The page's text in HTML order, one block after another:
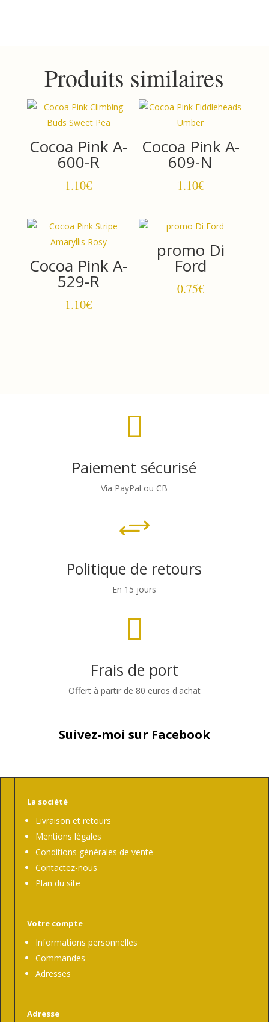
Produits similaires
Cocoa Pink A-
600-R
1.10€
Cocoa Pink A-
609-N
1.10€
Cocoa Pink A-
529-R
1.10€
promo Di
Ford
0.75€

Paiement sécurisé
Via PayPal ou CB
+
Politique de retours
En 15 jours

Frais de port
Offert à partir de 80 euros d'achat
Suivez-moi sur Facebook
La société
Livraison et retours
Mentions légales
Conditions générales de vente
Contactez-nous
Plan du site
Votre compte
Informations personnelles
Commandes
Adresses
Adresse